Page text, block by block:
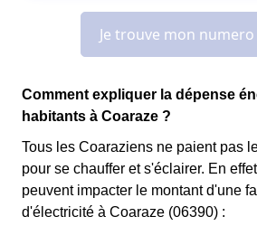
Comment expliquer la dépense
habitants à Coaraze ?
Tous les Coaraziens ne paient pas
pour se chauffer et s'éclairer. En
peuvent impacter le montant d'une
d'électricité à Coaraze (06390) :